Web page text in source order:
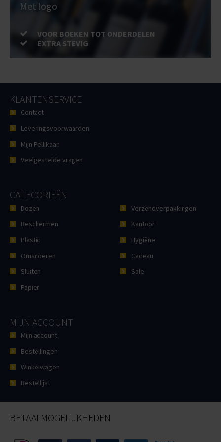
Met logo
VOOR BOEKEN TOT ONDERDELEN
EXTRA STEVIG
KLANTENSERVICE
Contact
Leveringsvoorwaarden
Mijn Pellikaan
Veelgestelde vragen
CATEGORIEËN
Dozen
Beschermen
Plastic
Omsnoeren
Sluiten
Papier
Verzendverpakkingen
Kantoor
Hygiëne
Cadeau
Sale
MIJN ACCOUNT
Mijn account
Bestellingen
Winkelwagen
Bestellijst
BETAALMOGELIJKHEDEN